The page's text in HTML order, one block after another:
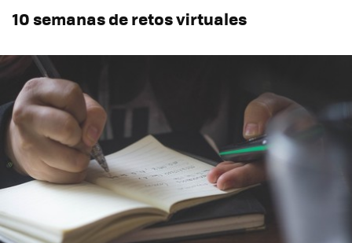
10 semanas de retos virtuales